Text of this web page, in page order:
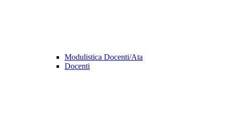
Modulistica Docenti/Ata
Docenti